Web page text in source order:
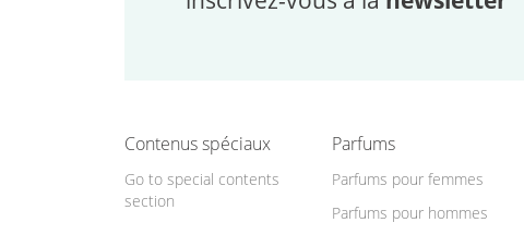
Contenus spéciaux
Go to special contents
section
Parfums
Parfums pour femmes
Parfums pour hommes